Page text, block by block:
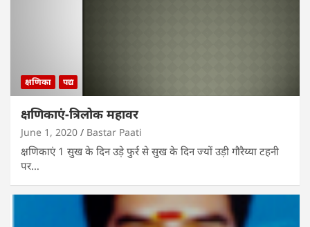
क्षणिका पद्य
क्षणिकाएं-त्रिलोक महावर
June 1, 2020 Bastar Paati
क्षणिकाएं 1 सुख के दिन उड़े फुर्र से सुख के दिन ज्यों उड़ी गौरैय्या टहनी
पर…